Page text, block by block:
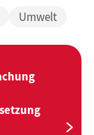
Umwelt